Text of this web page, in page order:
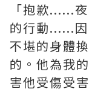
「抱歉......
的行動......
不堪的身體
的。他為我
害他受傷受